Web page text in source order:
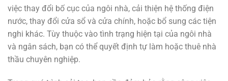
việc thay đổi bố cục của ngôi nhà, cải thiện hệ thống điện
nước, thay đổi cửa sổ và cửa chính, hoặc bổ sung các tiện
nghi khác. Tùy thuộc vào tình trạng hiện tại của ngôi nhà
và ngân sách, bạn có thể quyết định tự làm hoặc thuê nhà
thầu chuyên nghiệp.